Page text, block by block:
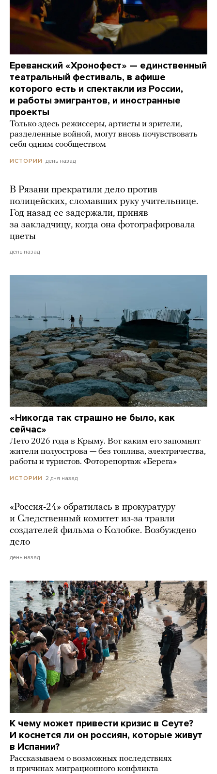
Ереванский «Хронофест» — единственный
театральный фестиваль, в афише
которого есть и спектакли из России,
и работы эмигрантов, и иностранные
проекты
Только здесь режиссеры, артисты и зрители,
разделенные войной, могут вновь почувствовать
себя одним сообществом
ИСТОРИИ день назад
В Рязани прекратили дело против
полицейских, сломавших руку учительнице.
Год назад ее задержали, приняв
за закладчицу, когда она фотографировала
цветы
день назад
«Никогда так страшно не было, как
сейчас»
Лето 2026 года в Крыму. Вот каким его запомнят
жители полуострова — без топлива, электричества,
работы и туристов. Фоторепортаж «Берега»
ИСТОРИИ 2 дня назад
«Россия-24» обратилась в прокуратуру
и Следственный комитет из-за травли
создателей фильма о Колобке. Возбуждено
дело
день назад
К чему может привести кризис в Сеуте?
И коснется ли он россиян, которые живут
в Испании?
Рассказываем о возможных последствиях
и причинах миграционного конфликта